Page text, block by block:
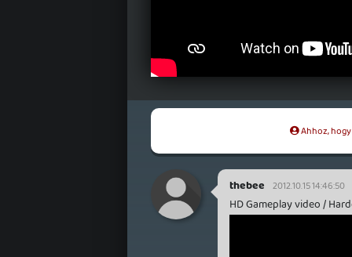
Ahhoz,
thebee 2012.10.15 14:46:50
HD Gameplay video /